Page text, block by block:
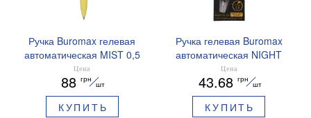
Ручка Buromax гелевая
автоматическая MIST 0,5
мм синие чернила
BM.83103
Цена
88 грн
шт
КУПИТЬ
Ручка гелевая Buromax
автоматическая NIGHT
SKY ZODIAC 0.5 мм
ароматизированный грипп
синие чернила BM.8379-
01
Цена
43.68 грн
шт
КУПИТЬ